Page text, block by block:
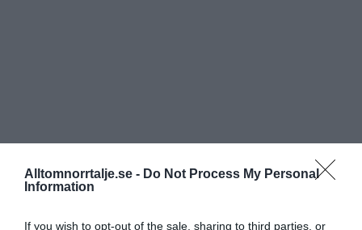
Alltomnorrtalje.se - Do Not Process My Personal
Information
If you wish to opt-out of the sale, sharing to third parties, or